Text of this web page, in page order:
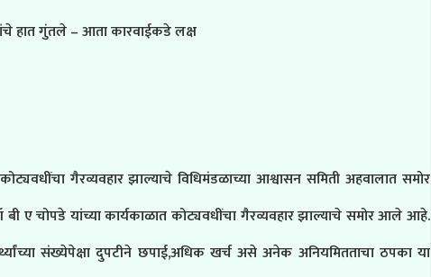
हात गुंतले – आता कारवाईकडे लक्ष
गैरव्यवहार झाल्याचे विधिमंडळाच्या आश्वासन समिती अहवालात समोर
चोपडे यांच्या कार्यकाळात कोट्यवधींचा गैरव्यवहार झाल्याचे समोर आले आहे.
संख्येपेक्षा दुपटीने छपाई,अधिक खर्च असे अनेक अनियमितताचा ठपका या